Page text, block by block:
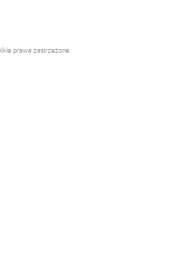
prawa zastrzeżone.